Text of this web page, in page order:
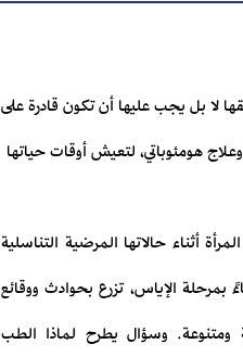
لا بل يجب عليها أن تكون قادرة على
هومئوباتي، لتعيش أوقات حياتها
أثناء حالاتها المرضية التناسلية
الإياس، تزرع بحوادث ووقائع
ومتنوعة. وسؤال يطرح لماذا الطب